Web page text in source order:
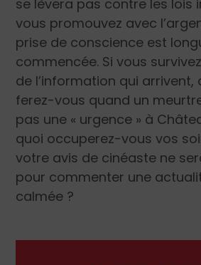
se lèvera pas contre les lois
vous promouvez avec
prise de conscience est
commencée. Si vous
de l’information qui arrivent,
ferez-vous quand un
pas une « urgence » à
quoi occuperez-vous vos
votre avis de cinéaste ne
pour commenter une
calmée ?